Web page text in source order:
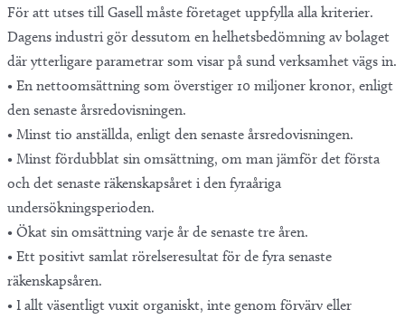
För att utses till Gasell måste företaget uppfylla alla kriterier.
Dagens industri gör dessutom en helhetsbedömning av bolaget
där ytterligare parametrar som visar på sund verksamhet vägs in.
• En nettoomsättning som överstiger 10 miljoner kronor, enligt
den senaste årsredovisningen.
• Minst tio anställda, enligt den senaste årsredovisningen.
• Minst fördubblat sin omsättning, om man jämför det första
och det senaste räkenskapsåret i den fyraåriga
undersökningsperioden.
• Ökat sin omsättning varje år de senaste tre åren.
• Ett positivt samlat rörelseresultat för de fyra senaste
räkenskapsåren.
• I allt väsentligt vuxit organiskt, inte genom förvärv eller